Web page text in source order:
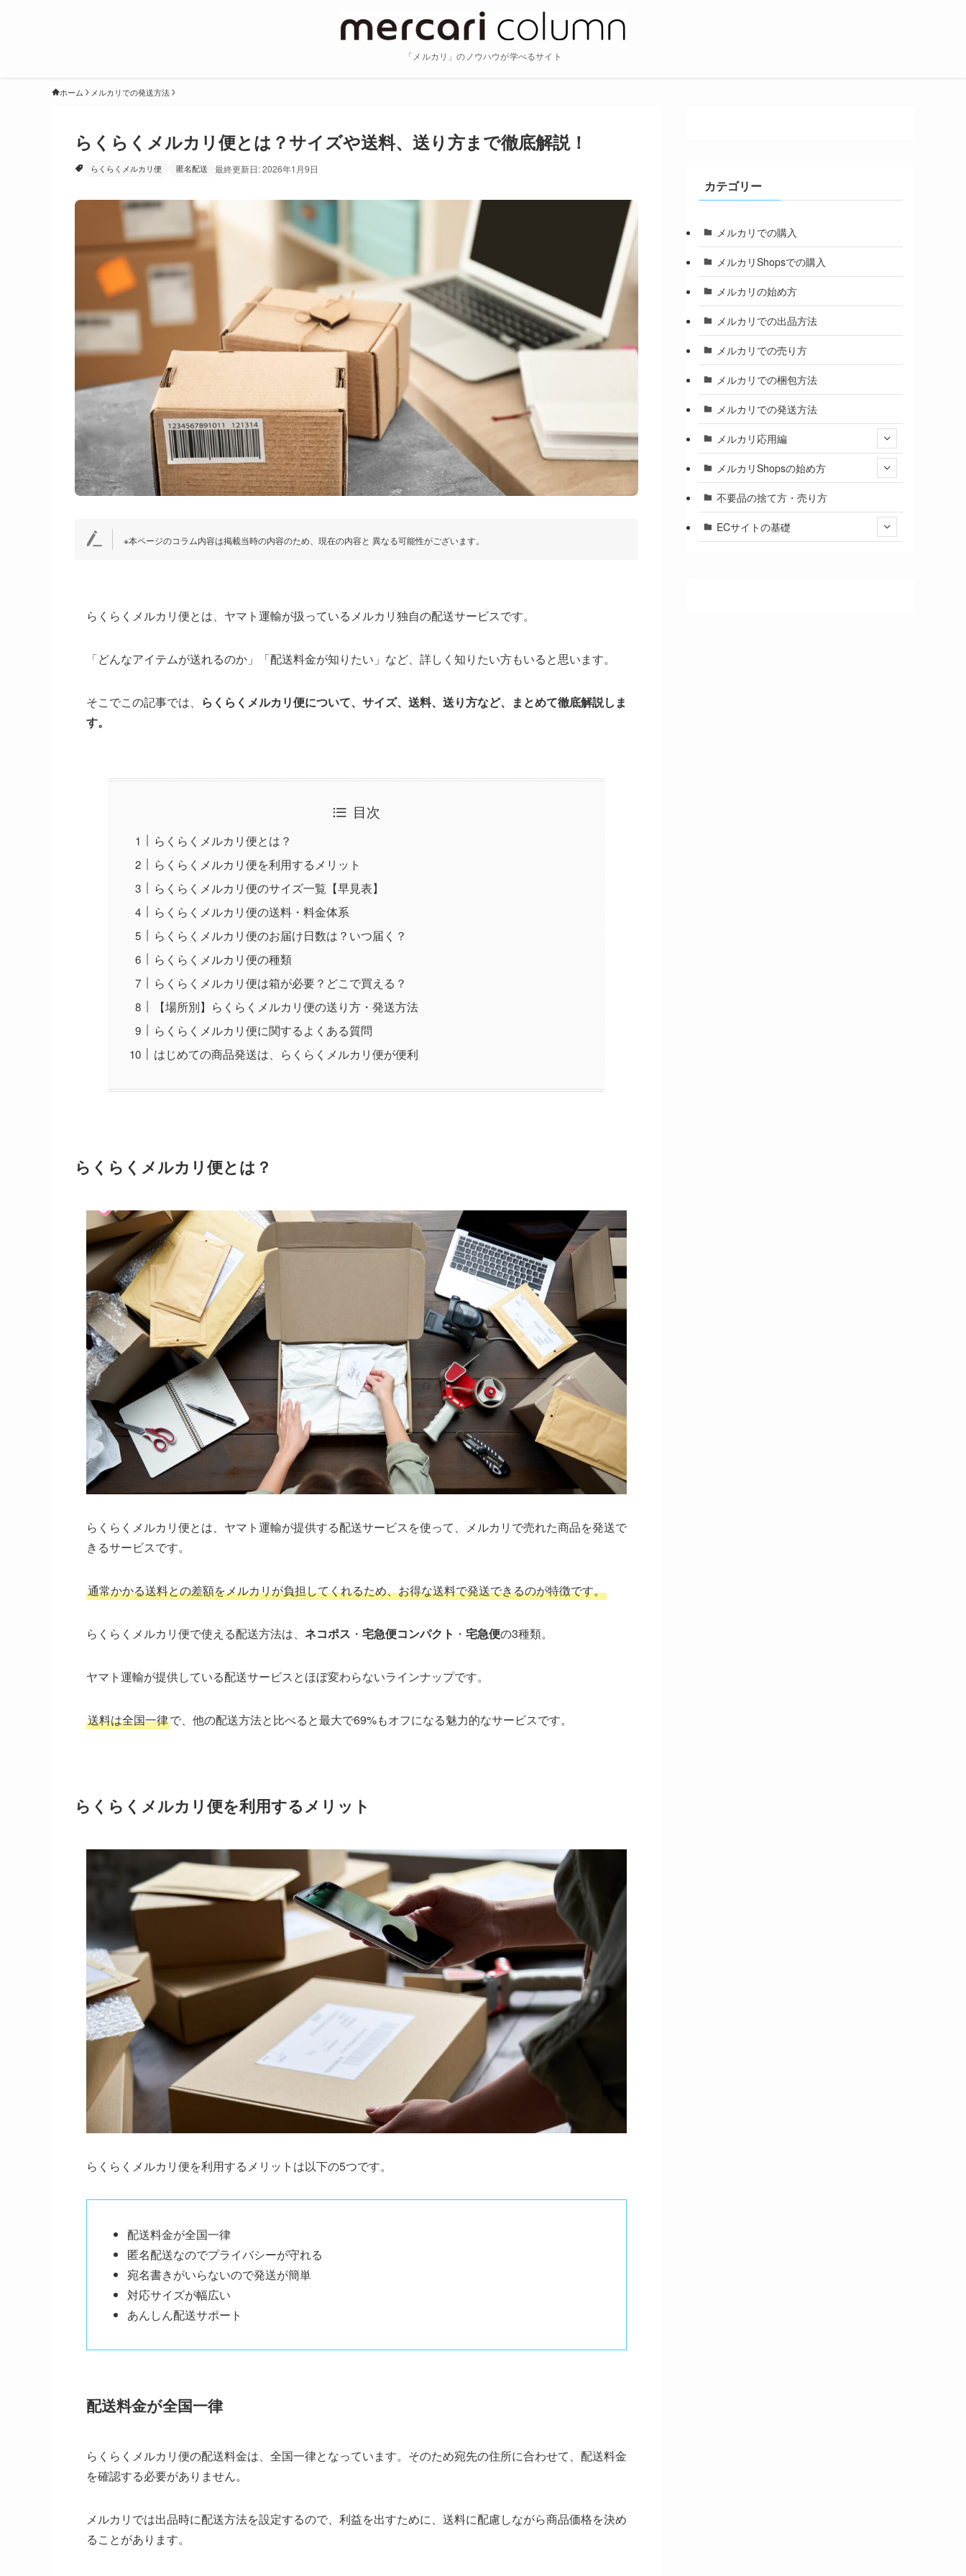
「メルカリ」のノウハウが学べるサイト
ホーム メルカリでの発送方法
らくらくメルカリ便とは？サイズや送料、送り方まで徹底解説！
らくらくメルカリ便 匿名配送 最終更新日: 2026年1月9日
※本ページのコラム内容は掲載当時の内容のため、現在の内容と 異なる可能性がございます。
らくらくメルカリ便とは、ヤマト運輸が扱っているメルカリ独自の配送サービスです。
「どんなアイテムが送れるのか」「配送料金が知りたい」など、詳しく知りたい方もいると思います。
そこでこの記事では、 らくらくメルカリ便について、サイズ、送料、送り方など、まとめて徹底解説しま
す。
目次
らくらくメルカリ便とは？
らくらくメルカリ便を利用するメリット
らくらくメルカリ便のサイズ一覧【早見表】
らくらくメルカリ便の送料・料金体系
らくらくメルカリ便のお届け日数は？いつ届く？
らくらくメルカリ便の種類
らくらくメルカリ便は箱が必要？どこで買える？
【場所別】らくらくメルカリ便の送り方・発送方法
らくらくメルカリ便に関するよくある質問
はじめての商品発送は、らくらくメルカリ便が便利
らくらくメルカリ便とは？
らくらくメルカリ便とは、ヤマト運輸が提供する配送サービスを使って、メルカリで売れた商品を発送で
きるサービスです。
通常かかる送料との差額をメルカリが負担してくれるため、お得な送料で発送できるのが特徴です。
らくらくメルカリ便で使える配送方法は、 ネコポス ・ 宅急便コンパクト ・ 宅急便の3種類。
ヤマト運輸が提供している配送サービスとほぼ変わらないラインナップです。
送料は全国一律で、他の配送方法と比べると最大で69%もオフになる魅力的なサービスです。
らくらくメルカリ便を利用するメリット
らくらくメルカリ便を利用するメリットは以下の5つです。
配送料金が全国一律
匿名配送なのでプライバシーが守れる
宛名書きがいらないので発送が簡単
対応サイズが幅広い
あんしん配送サポート
配送料金が全国一律
らくらくメルカリ便の配送料金は、全国一律となっています。そのため宛先の住所に合わせて、配送料金
を確認する必要がありません。
メルカリでは出品時に配送方法を設定するので、利益を出すために、送料に配慮しながら商品価格を決め
ることがあります。
カテゴリー
メルカリでの購入
メルカリShopsでの購入
メルカリの始め方
メルカリでの出品方法
メルカリでの売り方
メルカリでの梱包方法
メルカリでの発送方法
メルカリ応用編
メルカリShopsの始め方
不要品の捨て方・売り方
ECサイトの基礎